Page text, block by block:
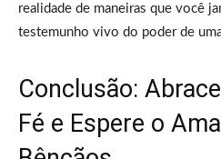
realidade de maneiras que você
testemunho vivo do poder de
Conclusão:
Fé e Espere o